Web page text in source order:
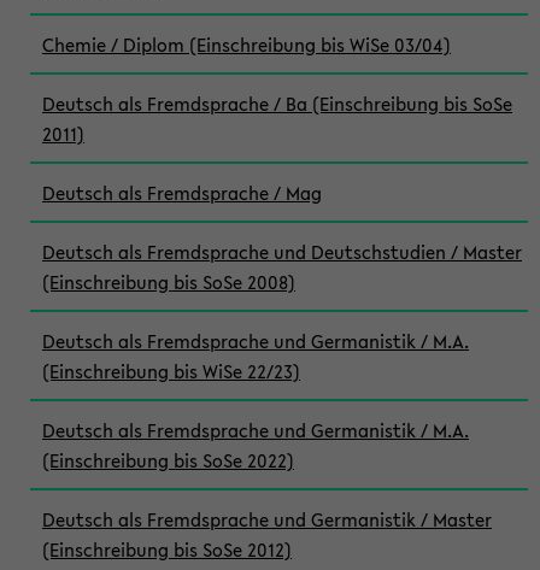
Chemie / Diplom (Einschreibung bis WiSe 03/04)
Deutsch als Fremdsprache / Ba (Einschreibung bis SoSe
2011)
Deutsch als Fremdsprache / Mag
Deutsch als Fremdsprache und Deutschstudien / Master
(Einschreibung bis SoSe 2008)
Deutsch als Fremdsprache und Germanistik / M.A.
(Einschreibung bis WiSe 22/23)
Deutsch als Fremdsprache und Germanistik / M.A.
(Einschreibung bis SoSe 2022)
Deutsch als Fremdsprache und Germanistik / Master
(Einschreibung bis SoSe 2012)